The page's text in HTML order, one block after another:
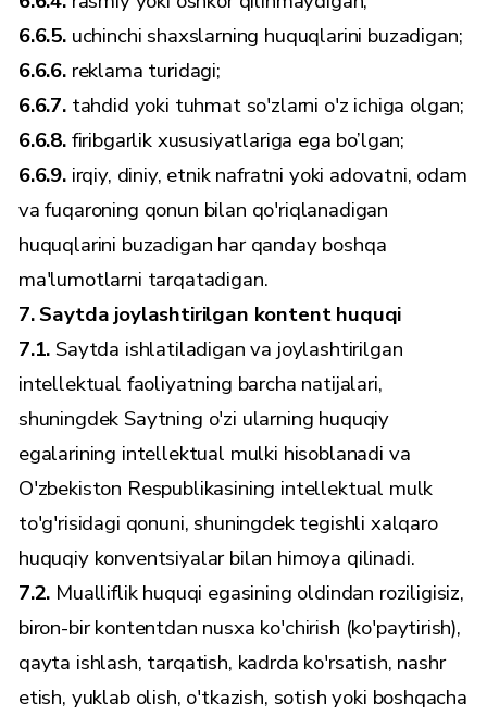
6.6.5.uchinchi shaxslarning huquqlarini buzadigan;
6.6.6.reklama turidagi;
6.6.7.tahdid yoki tuhmat so'zlarni o'z ichiga olgan;
6.6.8.firibgarlik xususiyatlariga ega bo’lgan;
6.6.9.irqiy, diniy, etnik nafratni yoki adovatni, odam
va fuqaroning qonun bilan qo'riqlanadigan
huquqlarini buzadigan har qanday boshqa
ma'lumotlarni tarqatadigan.
7. Saytda joylashtirilgan kontent huquqi
7.1.Saytda ishlatiladigan va joylashtirilgan
intellektual faoliyatning barcha natijalari,
shuningdek Saytning o'zi ularning huquqiy
egalarining intellektual mulki hisoblanadi va
O'zbekiston Respublikasining intellektual mulk
to'g'risidagi qonuni, shuningdek tegishli xalqaro
huquqiy konventsiyalar bilan himoya qilinadi.
7.2. Mualliflik huquqi egasining oldindan roziligisiz,
biron-bir kontentdan nusxa ko'chirish (ko'paytirish),
qayta ishlash, tarqatish, kadrda ko'rsatish, nashr
etish, yuklab olish, o'tkazish, sotish yoki boshqacha